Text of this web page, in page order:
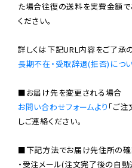
た場合往復の送料を実費金額
ください。
長期不在・受取辞退(拒否)につ
お問い合わせフォームより 「ご
しご連絡ください。
■下記方法でお届け先住所の確
・受注メール(注文完了後の自